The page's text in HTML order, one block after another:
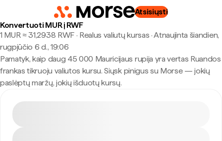
Atsisiųsti
Konvertuoti MUR į RWF
1 MUR ≈ 31,2938 RWF · Realus valiutų kursas ·Atnaujinta šiandien,
rugpjūčio 6 d., 19:06
Pamatyk, kaip daug 45 000 Mauricijaus rupija yra vertas Ruandos
frankas tikruoju valiutos kursu. Siųsk pinigus su Morse — jokių
paslėptų maržų, jokių išduotų kursų.